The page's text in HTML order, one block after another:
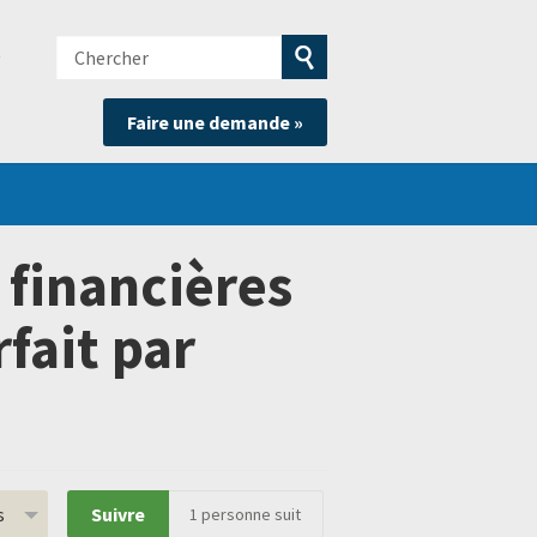
Chercher
Soumettre
la
recherche
Faire une demande »
par
Suivre 1 personne suit